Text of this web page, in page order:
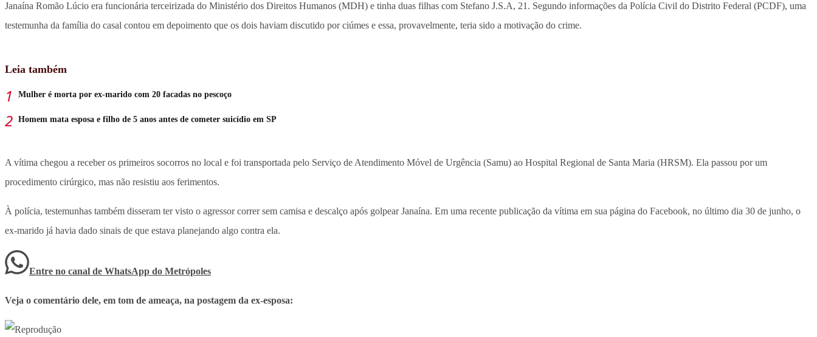
Janaína Romão Lúcio era funcionária terceirizada do Ministério dos Direitos Humanos (MDH) e tinha duas filhas com Stefano J.S.A, 21. Segundo informações da Polícia Civil do Distrito Federal (PCDF), uma
testemunha da família do casal contou em depoimento que os dois haviam discutido por ciúmes e essa, provavelmente, teria sido a motivação do crime.
Leia também
Mulher é morta por ex-marido com 20 facadas no pescoço
Homem mata esposa e filho de 5 anos antes de cometer suicídio em SP
A vítima chegou a receber os primeiros socorros no local e foi transportada pelo Serviço de Atendimento Móvel de Urgência (Samu) ao Hospital Regional de Santa Maria (HRSM). Ela passou por um
procedimento cirúrgico, mas não resistiu aos ferimentos.
À polícia, testemunhas também disseram ter visto o agressor correr sem camisa e descalço após golpear Janaína. Em uma recente publicação da vítima em sua página do Facebook, no último dia 30 de junho, o
ex-marido já havia dado sinais de que estava planejando algo contra ela.
Entre no canal de WhatsApp do Metrópoles
Veja o comentário dele, em tom de ameaça, na postagem da ex-esposa: